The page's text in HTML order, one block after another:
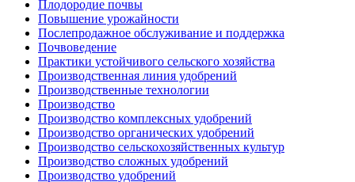
Плодородие почвы
Повышение урожайности
Послепродажное обслуживание и поддержка
Почвоведение
Практики устойчивого сельского хозяйства
Производственная линия удобрений
Производственные технологии
Производство
Производство комплексных удобрений
Производство органических удобрений
Производство сельскохозяйственных культур
Производство сложных удобрений
Производство удобрений